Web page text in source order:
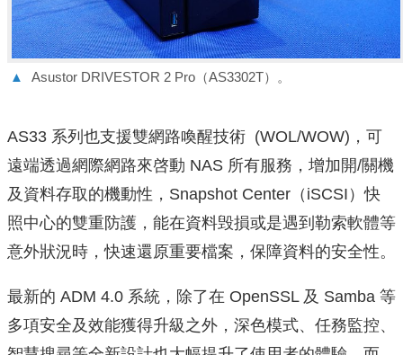
▲ Asustor DRIVESTOR 2 Pro（AS3302T）。
AS33 系列也支援雙網路喚醒技術 (WOL/WOW)，可
遠端透過網際網路來啓動 NAS 所有服務，增加開/關機
及資料存取的機動性，Snapshot Center（iSCSI）快
照中心的雙重防護，能在資料毁損或是遇到勒索軟體等
意外狀況時，快速還原重要檔案，保障資料的安全性。
最新的 ADM 4.0 系統，除了在 OpenSSL 及 Samba 等
多項安全及效能獲得升級之外，深色模式、任務監控、